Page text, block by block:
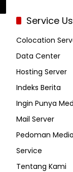
Service Us
Colocation
Data Center
Hosting Server
Indeks Berita
Ingin Punya
Mail Server
Pedoman
Service
Tentang Kami